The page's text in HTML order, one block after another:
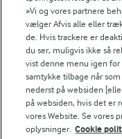
Fødevarestyrelsens
Fødevarestyrelsens
Følg
»Vi og vores partnere
vælger Afvis alle eller
de. Hvis trackere er
du ser, muligvis ikke så
vist denne menu igen
samtykke tilbage når
nederst på websiden
på websiden, hvis det er
vores Website. Se vores
oplysninger. Cookie